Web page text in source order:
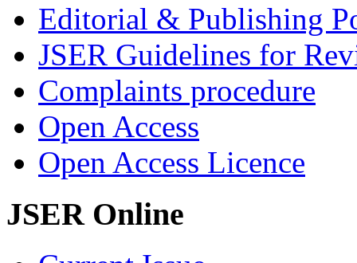
Editorial & Publishing
JSER Guidelines for
Complaints procedure
Open Access
Open Access Licence
JSER Online